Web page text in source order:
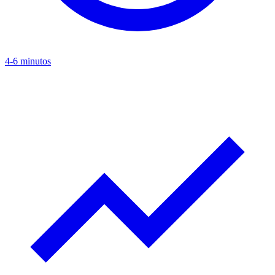
4-6 minutos